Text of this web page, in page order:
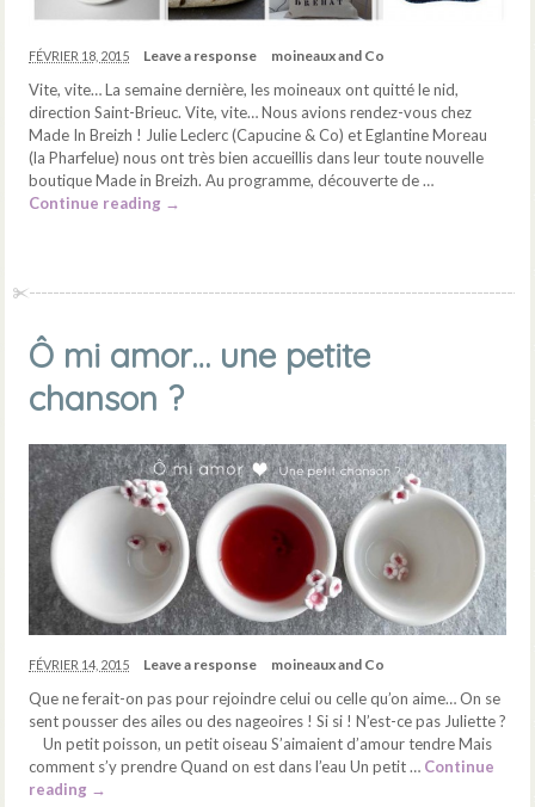
FÉVRIER 18, 2015 Leave a response moineaux and Co
Vite, vite… La semaine dernière, les moineaux ont quitté le nid,
direction Saint-Brieuc. Vite, vite… Nous avions rendez-vous chez
Made In Breizh ! Julie Leclerc (Capucine & Co) et Eglantine Moreau
(la Pharfelue) nous ont très bien accueillis dans leur toute nouvelle
boutique Made in Breizh. Au programme, découverte de …
Continue reading →
Ô mi amor… une petite
chanson ?
FÉVRIER 14, 2015 Leave a response moineaux and Co
Que ne ferait-on pas pour rejoindre celui ou celle qu’on aime… On se
sent pousser des ailes ou des nageoires ! Si si ! N’est-ce pas Juliette ?
Un petit poisson, un petit oiseau S’aimaient d’amour tendre Mais
comment s’y prendre Quand on est dans l’eau Un petit … Continue
reading →